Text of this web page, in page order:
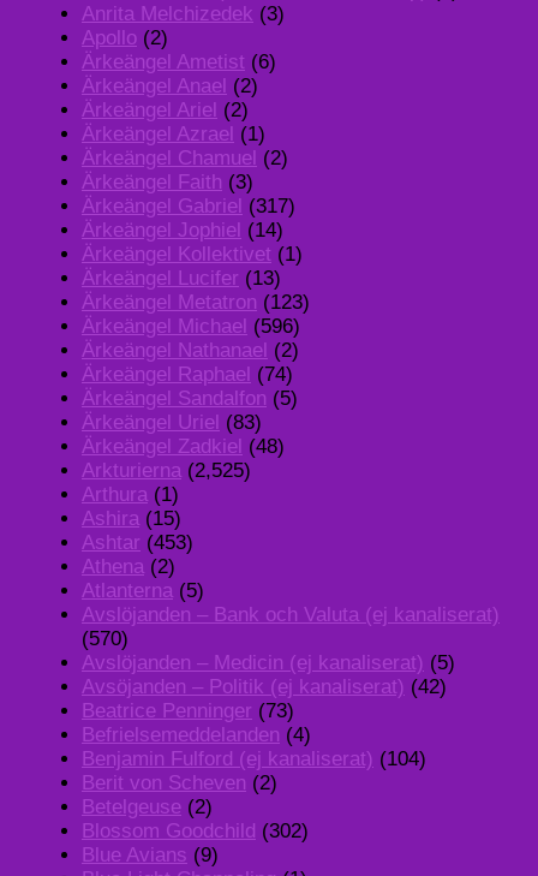
Anrita Melchizedek (3)
Apollo (2)
Ärkeängel Ametist (6)
Ärkeängel Anael (2)
Ärkeängel Ariel (2)
Ärkeängel Azrael (1)
Ärkeängel Chamuel (2)
Ärkeängel Faith (3)
Ärkeängel Gabriel (317)
Ärkeängel Jophiel (14)
Ärkeängel Kollektivet (1)
Ärkeängel Lucifer (13)
Ärkeängel Metatron (123)
Ärkeängel Michael (596)
Ärkeängel Nathanael (2)
Ärkeängel Raphael (74)
Ärkeängel Sandalfon (5)
Ärkeängel Uriel (83)
Ärkeängel Zadkiel (48)
Arkturierna (2,525)
Arthura (1)
Ashira (15)
Ashtar (453)
Athena (2)
Atlanterna (5)
Avslöjanden – Bank och Valuta (ej kanaliserat)
(570)
Avslöjanden – Medicin (ej kanaliserat) (5)
Avsöjanden – Politik (ej kanaliserat) (42)
Beatrice Penninger (73)
Befrielsemeddelanden (4)
Benjamin Fulford (ej kanaliserat) (104)
Berit von Scheven (2)
Betelgeuse (2)
Blossom Goodchild (302)
Blue Avians (9)